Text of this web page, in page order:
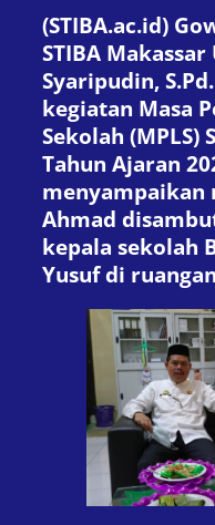
(STIBA.ac.id)
STIBA
Syaripudin,
kegiatan Masa
Sekolah (MPLS)
Tahun Ajaran
menyampaikan
Ahmad
kepala sekolah
Yusuf di